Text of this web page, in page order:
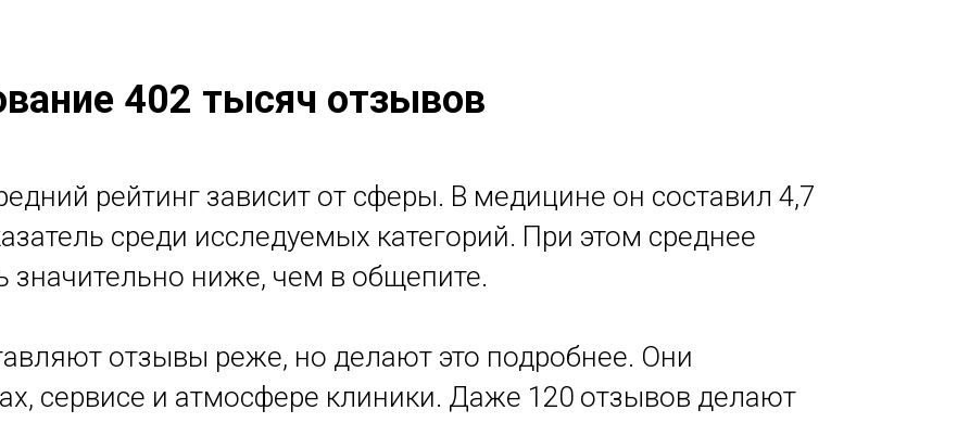
402 тысяч отзывов
рейтинг зависит от сферы. В медицине он составил 4,7
среди исследуемых категорий. При этом среднее
значительно ниже, чем в общепите.
отзывы реже, но делают это подробнее. Они
сервисе и атмосфере клиники. Даже 120 отзывов делают